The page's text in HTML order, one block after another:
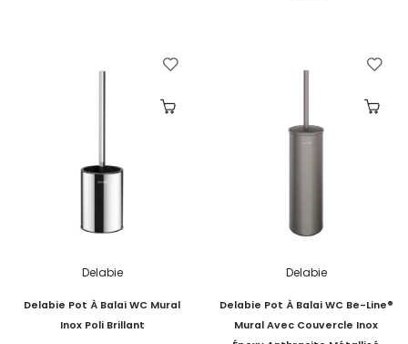
Delabie
Delabie Pot À Balai WC Mural
Inox Poli Brillant
Delabie
Delabie Pot À Balai WC Be-Line®
Mural Avec Couvercle Inox